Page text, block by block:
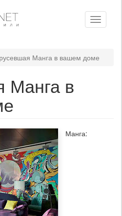
Toggle
Манга в вашем доме
Манга в
Манга: